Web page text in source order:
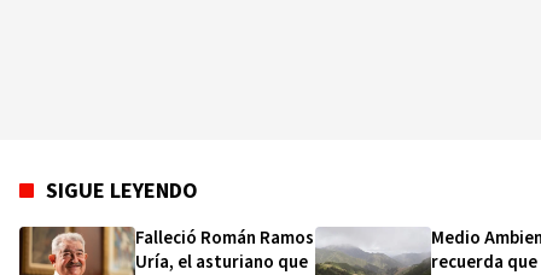
SIGUE LEYENDO
Falleció Román Ramos
Uría, el asturiano que
Medio
recuerda que